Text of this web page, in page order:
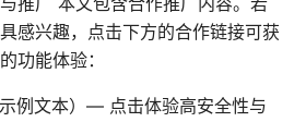
感兴趣，点击下方的合作链接可获
功能体验：
例文本）— 点击体验高安全性与